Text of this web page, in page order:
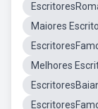
Maiores
Melhores